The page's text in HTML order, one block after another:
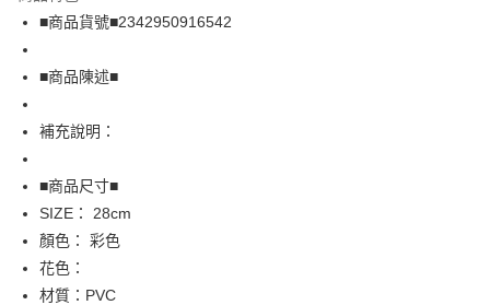
Apple Pay
街口支付
全盈+PAY
AFTEE先享後付
相關說明
【關於「AFTEE先享後付」】
AFTEE先享後付是「在收到商品之後才付款」的支付方式。 讓您購物簡單
便利好安心！
１．簡單：不需註冊會員、不需綁卡、不需儲值。
運送方式
全家取貨付款
■商品貨號■2342950916542
■商品陳述■
補充說明：
■商品尺寸■
SIZE： 28cm
顏色： 彩色
花色：
材質：PVC